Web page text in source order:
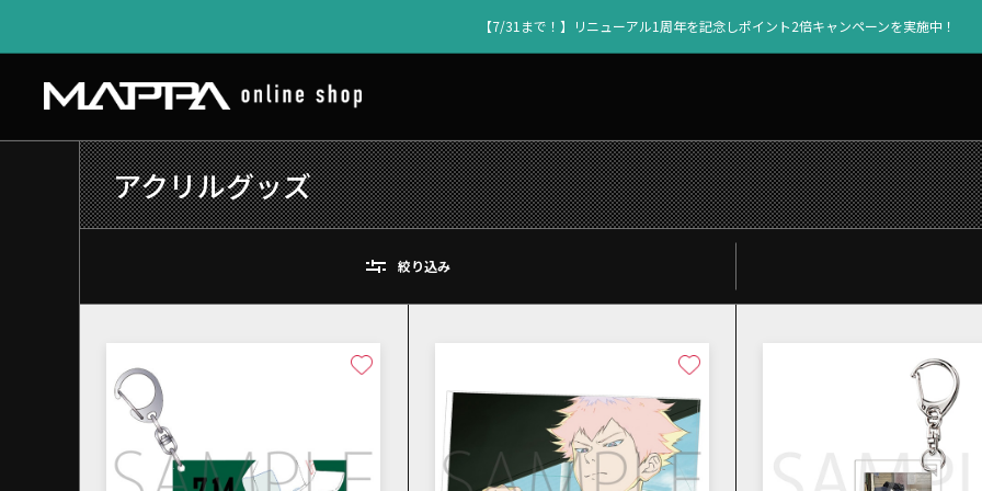
【7/31まで！】リニューアル1周年を記念しポイント2倍キャンペーンを実施中！
アクリルグッズ
絞り込み